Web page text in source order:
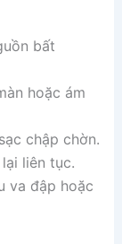
bất
hoặc ám
chập chờn.
liên tục.
va đập hoặc